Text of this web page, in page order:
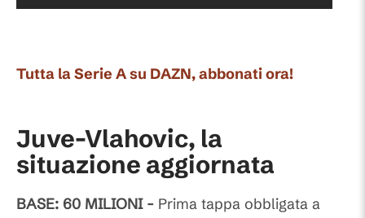
Tutta la Serie A su DAZN, abbonati ora!
Juve-Vlahovic, la
situazione aggiornata
BASE: 60 MILIONI - Prima tappa obbligata a